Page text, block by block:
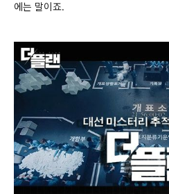
에는 말이죠.